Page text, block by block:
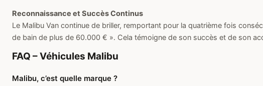
Reconnaissance et Succès Continus
Le Malibu Van continue de briller, remportant pour la quatrième fois
de bain de plus de 60.000 € ». Cela témoigne de son succès et de son
FAQ – Véhicules Malibu
Malibu, c’est quelle marque ?